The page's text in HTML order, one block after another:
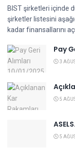
BIST şirketleri içinde
şirketler listesini
kadar finansallarını
Pay
3
5
5